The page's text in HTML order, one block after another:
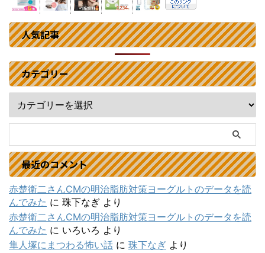
人気記事
カテゴリー
最近のコメント
赤楚衛二さんCMの明治脂肪対策ヨーグルトのデータを読
んでみた に 珠下なぎ より
赤楚衛二さんCMの明治脂肪対策ヨーグルトのデータを読
んでみた に いろいろ より
隼人塚にまつわる怖い話 に 珠下なぎ より